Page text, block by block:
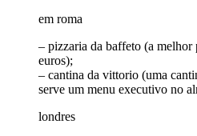
em roma
– pizzaria da baffeto (a
euros);
– cantina da vittorio (uma
serve um menu executivo no
londres